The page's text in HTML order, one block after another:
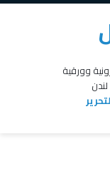
وورقية